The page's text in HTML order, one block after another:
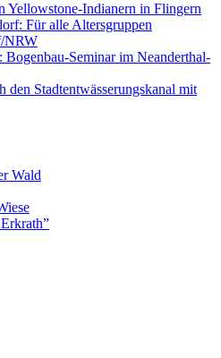
Yellowstone-Indianern in Flingern
Für alle Altersgruppen
NRW
Bogenbau-Seminar im Neanderthal-
den Stadtentwässerungskanal mit
Wald